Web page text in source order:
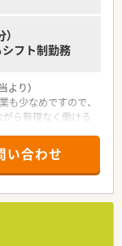
フト制勤務
より）
も少なめですので、
ら無理なく働ける
ており、毎日の通勤
境です。
り30枚から40枚の
組めます。
岐にわたる幅広い
い合わせ